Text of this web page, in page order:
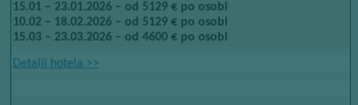
15.01 – 23.01.2026 – od 5129 € po osobi
10.02 – 18.02.2026 – od 5129 € po osobi
15.03 – 23.03.2026 – od 4600 € po osobi
Detalji hotela​​ >>